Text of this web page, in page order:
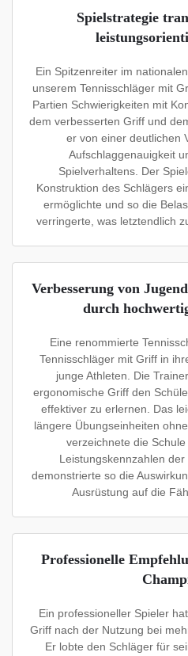
Spielstrategie
Ein Spitzenreiter im
unserem Tennisschläger mit
Partien Schwierigkeiten mit
dem verbesserten Griff und
er von einer deutlichen
Aufschlaggenauigkeit
Spielverhaltens. Der
Konstruktion des Schlägers
ermöglichte und so die
verringerte, was letztendlich
Verbesserung von
durch
Eine renommierte
Tennisschläger mit Griff in
junge Athleten. Die
ergonomische Griff den
effektiver zu erlernen. Das
längere Übungseinheiten
verzeichnete die
Leistungskennzahlen
demonstrierte so die
Ausrüstung auf die
Professionelle
Ein professioneller Spieler
Griff nach der Nutzung bei
Er lobte den Schläger für